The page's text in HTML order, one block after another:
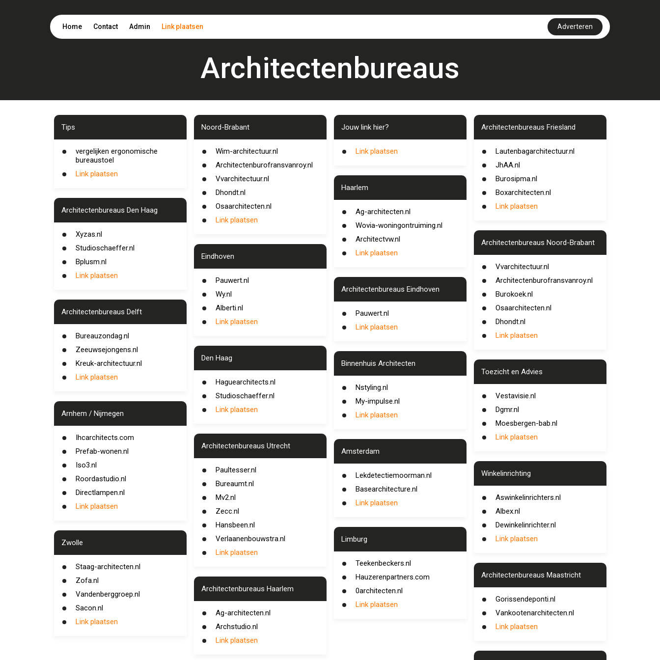
Home Contact Admin Link plaatsen Adverteren
Architectenbureaus
Tips
vergelijken ergonomische
bureaustoel
Link plaatsen
Architectenbureaus Den Haag
Xyzas.nl
Studioschaeffer.nl
Bplusm.nl
Link plaatsen
Architectenbureaus Delft
Bureauzondag.nl
Zeeuwsejongens.nl
Kreuk-architectuur.nl
Link plaatsen
Arnhem / Nijmegen
Ihcarchitects.com
Prefab-wonen.nl
Iso3.nl
Roordastudio.nl
Directlampen.nl
Link plaatsen
Zwolle
Staag-architecten.nl
Zofa.nl
Vandenberggroep.nl
Sacon.nl
Link plaatsen
Noord-Brabant
Wim-architectuur.nl
Architectenburofransvanroy.nl
Vvarchitectuur.nl
Dhondt.nl
Osaarchitecten.nl
Link plaatsen
Eindhoven
Pauwert.nl
Wy.nl
Alberti.nl
Link plaatsen
Den Haag
Haguearchitects.nl
Studioschaeffer.nl
Link plaatsen
Architectenbureaus Utrecht
Paultesser.nl
Bureaumt.nl
Mv2.nl
Zecc.nl
Hansbeen.nl
Verlaanenbouwstra.nl
Link plaatsen
Architectenbureaus Haarlem
Ag-architecten.nl
Archstudio.nl
Link plaatsen
Jouw link hier?
Link plaatsen
Haarlem
Ag-architecten.nl
Wovia-woningontruiming.nl
Architectvw.nl
Link plaatsen
Architectenbureaus Eindhoven
Pauwert.nl
Link plaatsen
Binnenhuis Architecten
Nstyling.nl
My-impulse.nl
Link plaatsen
Amsterdam
Lekdetectiemoorman.nl
Basearchitecture.nl
Link plaatsen
Limburg
Teekenbeckers.nl
Hauzerenpartners.com
0architecten.nl
Link plaatsen
Architectenbureaus Friesland
Lautenbagarchitectuur.nl
JhAA.nl
Burosipma.nl
Boxarchitecten.nl
Link plaatsen
Architectenbureaus Noord-Brabant
Vvarchitectuur.nl
Architectenburofransvanroy.nl
Burokoek.nl
Osaarchitecten.nl
Dhondt.nl
Link plaatsen
Toezicht en Advies
Vestavisie.nl
Dgmr.nl
Moesbergen-bab.nl
Link plaatsen
Winkelinrichting
Aswinkelinrichters.nl
Albex.nl
Dewinkelinrichter.nl
Link plaatsen
Architectenbureaus Maastricht
Gorissendeponti.nl
Vankootenarchitecten.nl
Link plaatsen